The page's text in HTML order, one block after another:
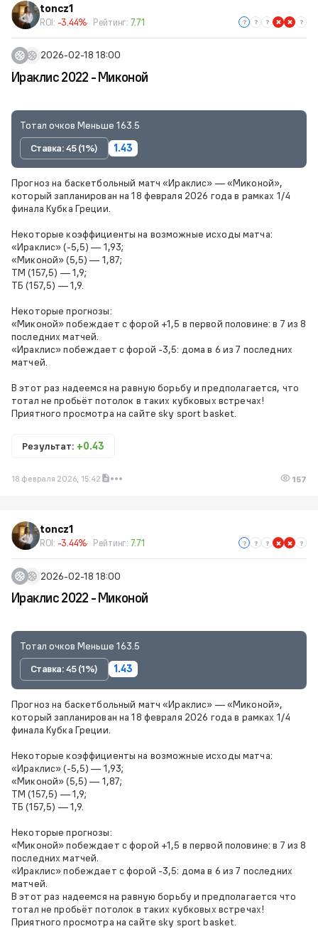
toncz1
ROI: -3.44% Рейтинг: 7.71
2026-02-18 18:00
Ираклис 2022 - Миконой
Тотал очков Меньше 163.5
Ставка: 45 (1%)
1.43
Прогноз на баскетбольный матч «Ираклис» — «Миконой»,
который запланирован на 18 февраля 2026 года в рамках 1/4
финала Кубка Греции.
Некоторые коэффициенты на возможные исходы матча:
«Ираклис» (-5,5) — 1,93;
«Миконой» (5,5) — 1,87;
ТМ (157,5) — 1,9;
ТБ (157,5) — 1,9.
Некоторые прогнозы:
«Миконой» побеждает с форой +1,5 в первой половине: в 7 из 8
последних матчей.
«Ираклис» побеждает с форой -3,5: дома в 6 из 7 последних
матчей.
В этот раз надеемся на равную борьбу и предполагается, что
тотал не пробьёт потолок в таких кубковых встречах!
Приятного просмотра на сайте sky sport basket.
Результат: +0.43
18 февраля 2026, 15:42 157
toncz1
ROI: -3.44% Рейтинг: 7.71
2026-02-18 18:00
Ираклис 2022 - Миконой
Тотал очков Меньше 163.5
Ставка: 45 (1%)
1.43
Прогноз на баскетбольный матч «Ираклис» — «Миконой»,
который запланирован на 18 февраля 2026 года в рамках 1/4
финала Кубка Греции.
Некоторые коэффициенты на возможные исходы матча:
«Ираклис» (-5,5) — 1,93;
«Миконой» (5,5) — 1,87;
ТМ (157,5) — 1,9;
ТБ (157,5) — 1,9.
Некоторые прогнозы:
«Миконой» побеждает с форой +1,5 в первой половине: в 7 из 8
последних матчей.
«Ираклис» побеждает с форой -3,5: дома в 6 из 7 последних
матчей.
В этот раз надеемся на равную борьбу и предполагается что
тотал не пробьёт потолок в таких кубковых встречах!
Приятного просмотра на сайте sky sport basket.